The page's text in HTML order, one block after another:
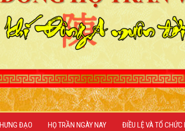
ĐẠO HỌ TRẦN NGÀY NAY ĐIỀU LỆ VÀ TỔ CHỨC